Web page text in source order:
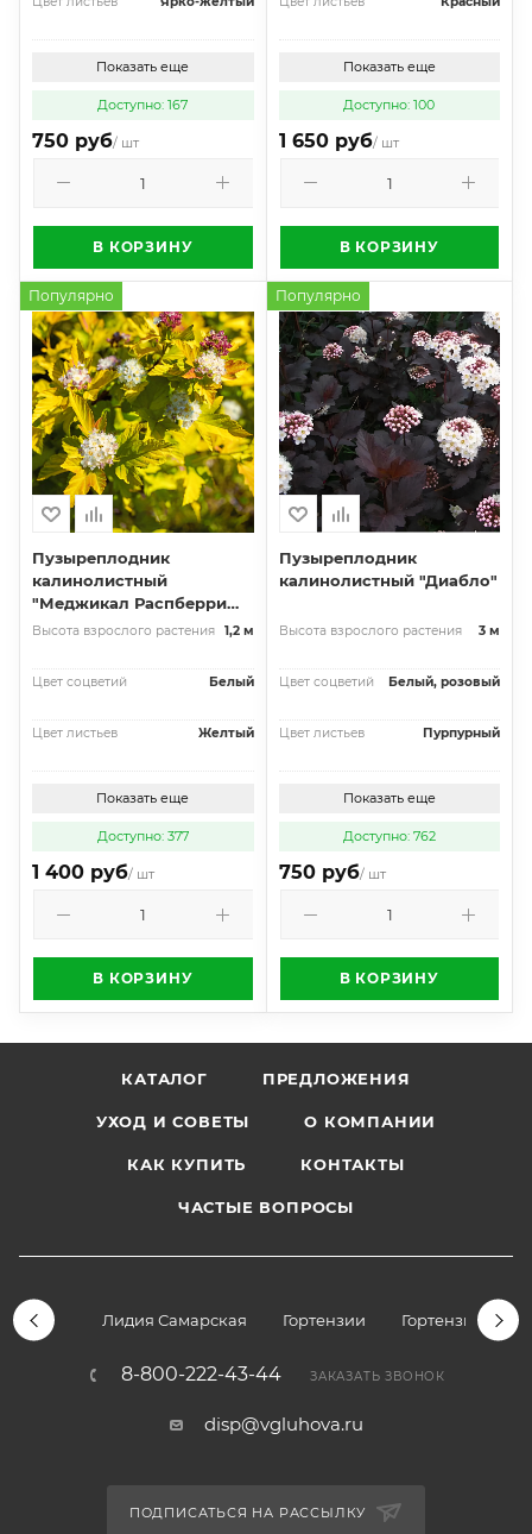
Показать еще
Доступно: 167
750 руб/ шт
В КОРЗИНУ
Показать еще
Доступно: 100
1 650 руб/ шт
В КОРЗИНУ
Популярно
Пузыреплодник
калинолистный
"Меджикал Распберри
Лемонад"
Высота взрослого растения 1,2 м
Цвет соцветий Белый
Цвет листьев Желтый
Показать еще
Доступно: 377
1 400 руб/ шт
В КОРЗИНУ
Популярно
Пузыреплодник
калинолистный "Диабло"
Высота взрослого растения 3 м
Цвет соцветий Белый, розовый
Цвет листьев Пурпурный
Показать еще
Доступно: 762
750 руб/ шт
В КОРЗИНУ
КАТАЛОГ ПРЕДЛОЖЕНИЯ
УХОД И СОВЕТЫ О КОМПАНИИ
КАК КУПИТЬ КОНТАКТЫ
ЧАСТЫЕ ВОПРОСЫ
Лидия Самарская Гортензии Гортензии
8-800-222-43-44 ЗАКАЗАТЬ ЗВОНОК
disp@vgluhova.ru
ПОДПИСАТЬСЯ НА РАССЫЛКУ